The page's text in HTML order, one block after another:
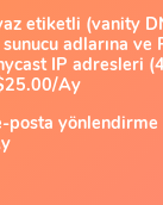
etiketli (vanity
adlarına ve
IP adresleri
Ay
posta yönlendirme